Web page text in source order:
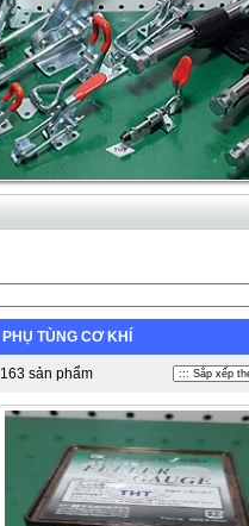
PHỤ TÙNG CƠ KHÍ
163 sản phẩm